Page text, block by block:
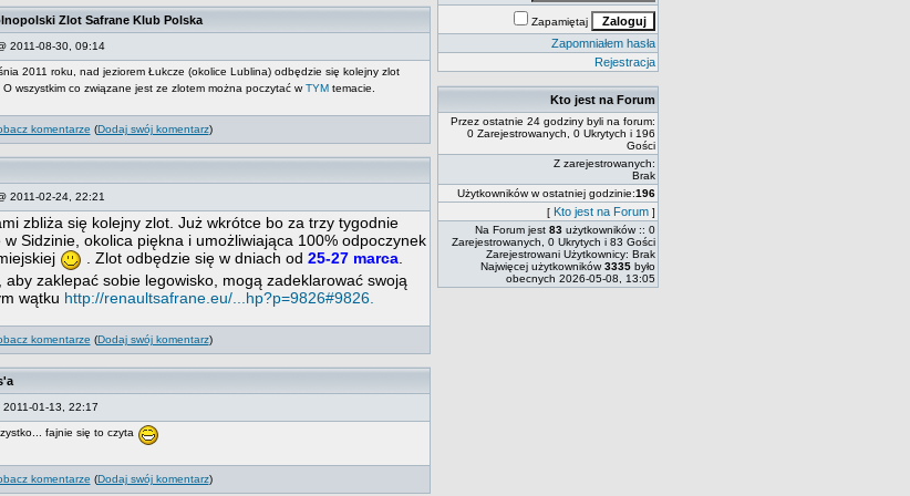
Zlot Safrane Klub Polska
2011-08-30, 09:14
2011 roku, nad jeziorem Łukcze (okolice Lublina) odbędzie się kolejny zlot
O wszystkim co związane jest ze zlotem można poczytać wTYMtemacie.
komentarze (Dodaj swój komentarz)
2011-02-24, 22:21
zbliża się kolejny zlot. Już wkrótce bo za trzy tygodnie
w Sidzinie, okolica piękna i umożliwiająca 100% odpoczynek
. Zlot odbędzie się w dniach od 25-27 marca.
aby zaklepać sobie legowisko, mogą zadeklarować swoją
wątku http://renaultsafrane.eu/...hp?p=9826#9826.
komentarze (Dodaj swój komentarz)
01-13, 22:17
fajnie się to czyta
komentarze (Dodaj swój komentarz)
Zapamiętaj
Zapomniałem hasła
Rejestracja
Kto jest na Forum
Przez ostatnie 24 godziny byli na forum:
0 Zarejestrowanych, 0 Ukrytych i 196
Gości
Z zarejestrowanych:
Brak
Użytkowników w ostatniej godzinie:196
[ Kto jest na Forum ]
Na Forum jest 83 użytkowników :: 0
Zarejestrowanych, 0 Ukrytych i 83 Gości
Zarejestrowani Użytkownicy: Brak
Najwięcej użytkowników3335 było
obecnych 2026-05-08, 13:05